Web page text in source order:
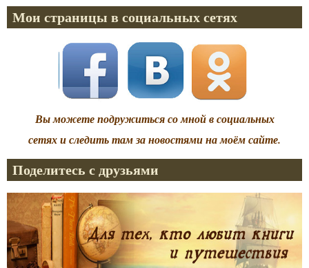
Мои страницы в социальных сетях
Вы можете подружиться со мной в социальных
сетях и следить там за новостями на моём сайте.
Поделитесь с друзьями